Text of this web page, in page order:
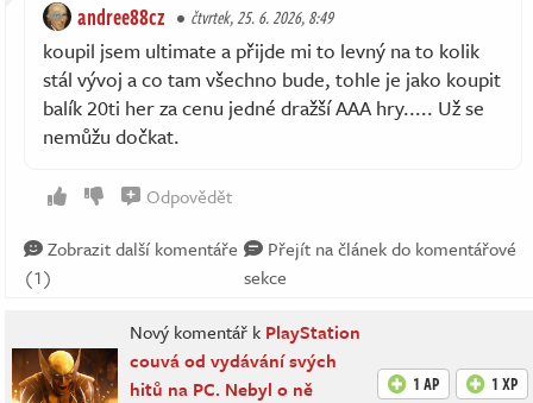
andree88cz čtvrtek, 25. 6. 2026, 8:49
koupil jsem ultimate a přijde mi to levný na to kolik
stál vývoj a co tam všechno bude, tohle je jako koupit
balík 20ti her za cenu jedné dražší AAA hry..... Už se
nemůžu dočkat.
Odpovědět
Zobrazit další komentáře
(1)
Přejít na článek do komentářové
sekce
Nový komentář k PlayStation
couvá od vydávání svých
hitů na PC. Nebyl o ně
1 AP 1 XP